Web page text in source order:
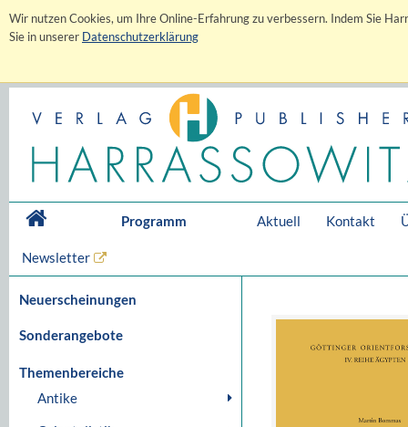
Wir nutzen Cookies, um Ihre Online-Erfahrung zu verbessern. Indem Sie
Sie in unserer Datenschutzerklärung
Programm Aktuell Kontakt
Newsletter
Neuerscheinungen
Sonderangebote
Themenbereiche
Antike